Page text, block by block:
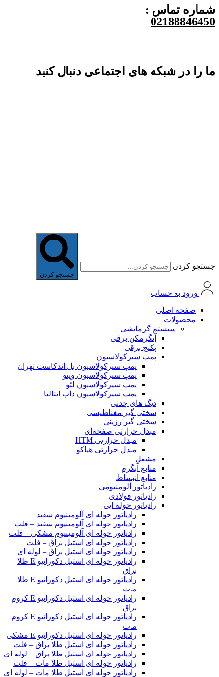
شماره تماس :
02188846450
ما را در شبکه های اجتماعی دنبال کنید
جستجو کردن
جستجو کردن
ورود به حساب
صفحه اصلی
محصولات
سیستم گرمایشی
آبگرمکن برقی
پکیج برقی
پمپ سیرکولاسیون
پمپ سیرکولاسیون بل اندکاست تهران
پمپ سیرکولاسیون ویتو
پمپ سیرکولاسیون لئو
پمپ سیرکولاسیون داب ایتالیا
دیگ های چدنی
سختی گیر مغناطیسی
سختی گیر رزینی
مبدل حرارتی صفحه‌ای
مبدل حرارتی HTM‎
مبدل حرارتی هپاکو
مشعل
منابع آبگرم
منابع انبساط
رادیاتور آلومنیومی
رادیاتور فولادی
رادیاتور حوله ایی
رادیاتور حوله ای آلومینیوم سفید
رادیاتور حوله ای آلومینیوم سفید – فلت
رادیاتور حوله ای آلومینیوم مشکی – فلت
رادیاتور حوله ای استیل براق – فلت
رادیاتور حوله ای استیل براق – لوله ای
رادیاتور حوله ای استیل دکوراتیو E طلا
براق
رادیاتور حوله ای استیل دکوراتیو E طلا
مات
رادیاتور حوله ای استیل دکوراتیو E کروم
براق
رادیاتور حوله ای استیل دکوراتیو E کروم
مات
رادیاتور حوله ای استیل دکوراتیو E مشکی
رادیاتور حوله ای استیل طلا براق – فلت
رادیاتور حوله ای استیل طلا براق – لوله ای
رادیاتور حوله ای استیل طلا مات – فلت
رادیاتور حوله ای استیل طلا مات – لوله ای